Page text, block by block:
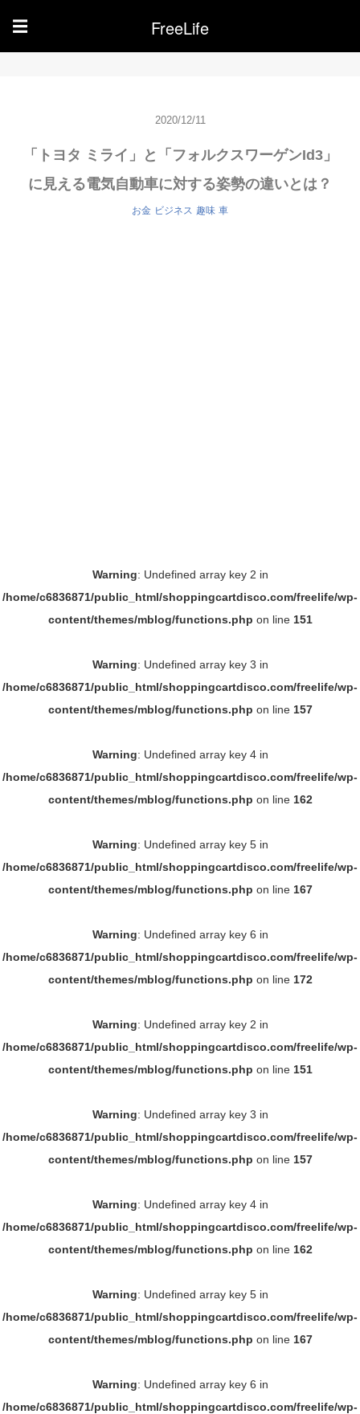
☰ FreeLife
2020/12/11
「トヨタ ミライ」と「フォルクスワーゲンId3」
に見える電気自動車に対する姿勢の違いとは？
お金 ビジネス 趣味 車
Warning: Undefined array key 2 in
/home/c6836871/public_html/shoppingcartdisco.com/freelife/wp-
content/themes/mblog/functions.php on line 151
Warning: Undefined array key 3 in
/home/c6836871/public_html/shoppingcartdisco.com/freelife/wp-
content/themes/mblog/functions.php on line 157
Warning: Undefined array key 4 in
/home/c6836871/public_html/shoppingcartdisco.com/freelife/wp-
content/themes/mblog/functions.php on line 162
Warning: Undefined array key 5 in
/home/c6836871/public_html/shoppingcartdisco.com/freelife/wp-
content/themes/mblog/functions.php on line 167
Warning: Undefined array key 6 in
/home/c6836871/public_html/shoppingcartdisco.com/freelife/wp-
content/themes/mblog/functions.php on line 172
Warning: Undefined array key 2 in
/home/c6836871/public_html/shoppingcartdisco.com/freelife/wp-
content/themes/mblog/functions.php on line 151
Warning: Undefined array key 3 in
/home/c6836871/public_html/shoppingcartdisco.com/freelife/wp-
content/themes/mblog/functions.php on line 157
Warning: Undefined array key 4 in
/home/c6836871/public_html/shoppingcartdisco.com/freelife/wp-
content/themes/mblog/functions.php on line 162
Warning: Undefined array key 5 in
/home/c6836871/public_html/shoppingcartdisco.com/freelife/wp-
content/themes/mblog/functions.php on line 167
Warning: Undefined array key 6 in
/home/c6836871/public_html/shoppingcartdisco.com/freelife/wp-